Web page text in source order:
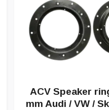
ACV Speaker
mm Audi / VW /